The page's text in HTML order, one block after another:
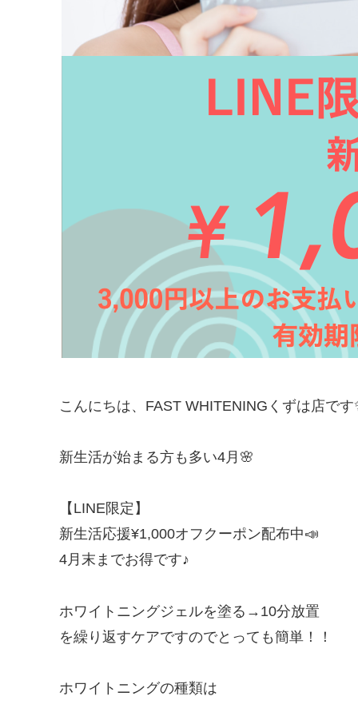
こんにちは、FAST WHITENINGくずは店です
新生活が始まる方も多い4月🌸
【LINE限定】
新生活応援¥1,000オフクーポン配布中📣
4月末までお得です♪
ホワイトニングジェルを塗る→10分放置
を繰り返すケアですのでとっても簡単！！
ホワイトニングの種類は